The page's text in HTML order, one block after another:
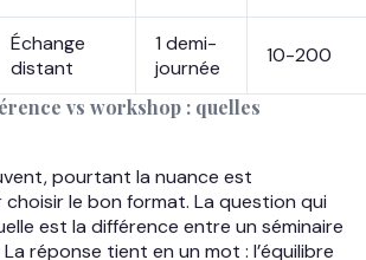
Échange
distant
1 demi-
journée
10-200
vs workshop : quelles
pourtant la nuance est
le bon format. La question qui
est la différence entre un séminaire
réponse tient en un mot : l’équilibre